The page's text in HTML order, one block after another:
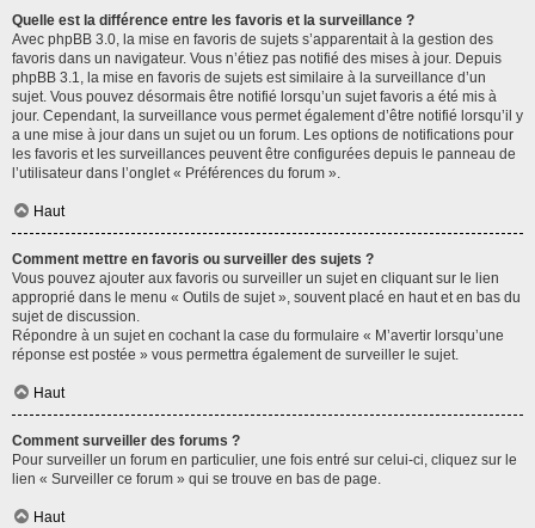
Quelle est la différence entre les favoris et la surveillance ?
Avec phpBB 3.0, la mise en favoris de sujets s’apparentait à la gestion des
favoris dans un navigateur. Vous n’étiez pas notifié des mises à jour. Depuis
phpBB 3.1, la mise en favoris de sujets est similaire à la surveillance d’un
sujet. Vous pouvez désormais être notifié lorsqu’un sujet favoris a été mis à
jour. Cependant, la surveillance vous permet également d’être notifié lorsqu’il y
a une mise à jour dans un sujet ou un forum. Les options de notifications pour
les favoris et les surveillances peuvent être configurées depuis le panneau de
l’utilisateur dans l’onglet « Préférences du forum ».
Haut
Comment mettre en favoris ou surveiller des sujets ?
Vous pouvez ajouter aux favoris ou surveiller un sujet en cliquant sur le lien
approprié dans le menu « Outils de sujet », souvent placé en haut et en bas du
sujet de discussion.
Répondre à un sujet en cochant la case du formulaire « M’avertir lorsqu’une
réponse est postée » vous permettra également de surveiller le sujet.
Haut
Comment surveiller des forums ?
Pour surveiller un forum en particulier, une fois entré sur celui-ci, cliquez sur le
lien « Surveiller ce forum » qui se trouve en bas de page.
Haut